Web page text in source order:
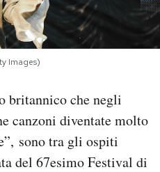
Images)
britannico che negli
canzoni diventate molto
sono tra gli ospiti
del 67esimo Festival di